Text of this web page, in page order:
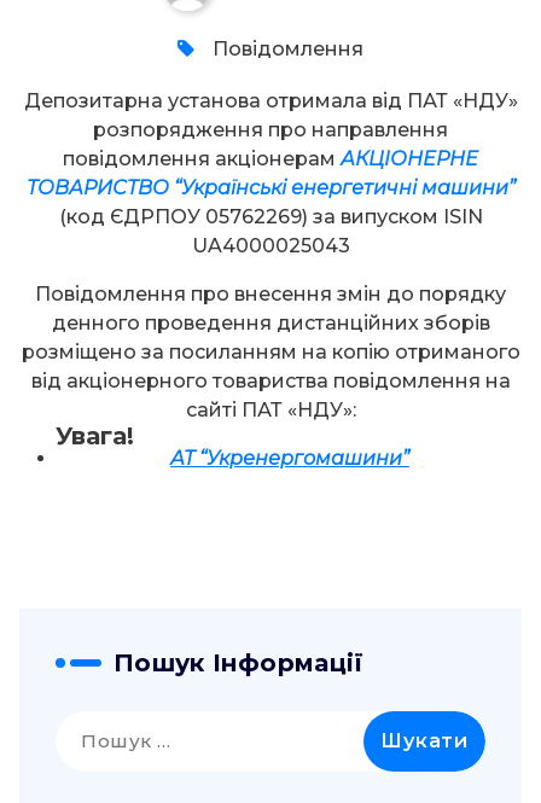
Повідомлення
Увага!
Депозитарна установа отримала від ПАТ «НДУ»
розпорядження про направлення
повідомлення акціонерам АКЦІОНЕРНЕ
ТОВАРИСТВО “Українські енергетичні машини”
(код ЄДРПОУ 05762269) за випуском ISIN
UA4000025043
Повідомлення про внесення змін до порядку
денного проведення дистанційних зборів
розміщено за посиланням на копію отриманого
від акціонерного товариства повідомлення на
сайті ПАТ «НДУ»:
АТ “Укренергомашини”
Пошук Інформації